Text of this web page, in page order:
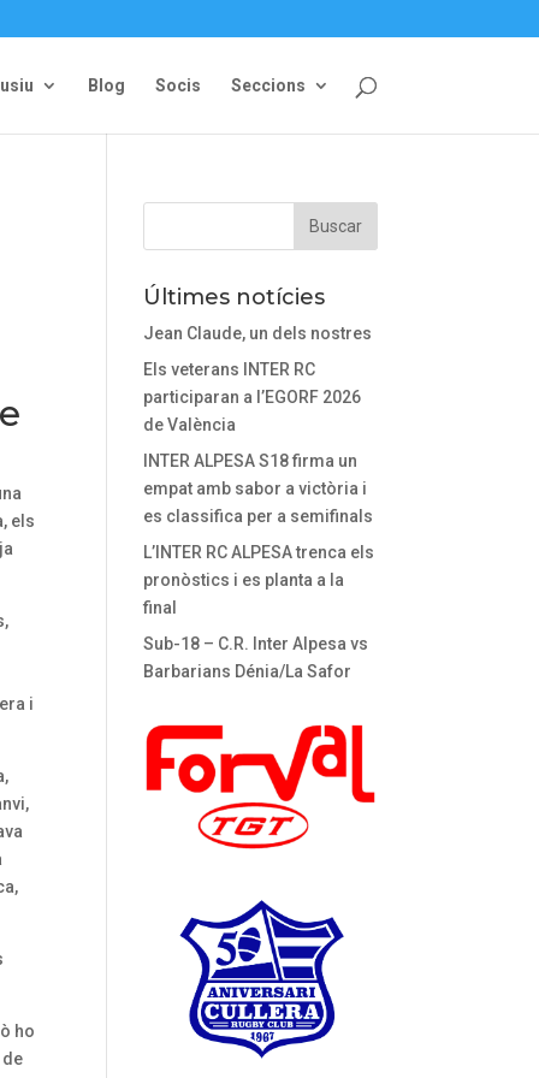
Blog Socis Seccions
els
i
ho
de
Últimes notícies
Jean Claude, un dels nostres
Els veterans INTER RC
participaran a l’EGORF 2026
de València
INTER ALPESA S18 firma un
empat amb sabor a victòria i
es classifica per a semifinals
L’INTER RC ALPESA trenca els
pronòstics i es planta a la
final
Sub-18 – C.R. Inter Alpesa vs
Barbarians Dénia/La Safor